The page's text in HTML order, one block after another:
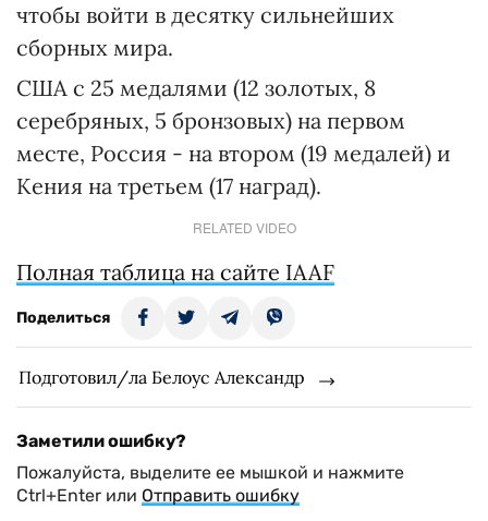
чтобы войти в десятку сильнейших
сборных мира.
США с 25 медалями (12 золотых, 8
серебряных, 5 бронзовых) на первом
месте, Россия - на втором (19 медалей) и
Кения на третьем (17 наград).
RELATED VIDEO
Полная таблица на сайте IAAF
Поделиться
Подготовил/ла Белоус Александр
Заметили ошибку?
Пожалуйста, выделите ее мышкой и нажмите
Ctrl+Enter или Отправить ошибку